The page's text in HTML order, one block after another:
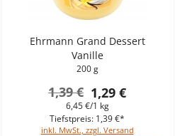
Ehrmann Grand Dessert
Vanille
200 g
1,29 €
1,39 €
6,45 €/1 kg
inkl. MwSt., zzgl. Versand
Tiefstpreis: 1,39 €*